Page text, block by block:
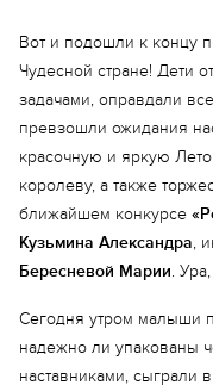
Вот и подошли к концу
Чудесной стране! Дети
задачами, оправдали
превзошли ожидания
красочную и яркую
королеву, а также
ближайшем конкурсе
Кузьмина Александра,
Бересневой Марии.
Сегодня утром малыши
надежно ли упакованы
наставниками, сыграли